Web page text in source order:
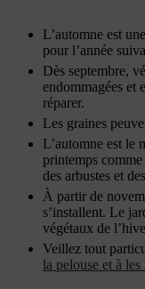
L’automne est
pour l’année
Dès septembre,
endommagées et
réparer.
Les graines
L’automne est le
printemps
des arbustes et
À partir de
s’installent. Le
végétaux de
Veillez tout
la pelouse et à